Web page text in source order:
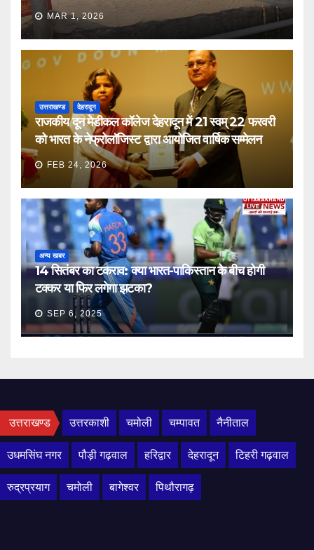
MAR 1, 2026
उत्तराखण्ड देहरादून
राजकीय दून मेडीकल कॉलेज देहरादून में 21 स्वम् 22 फरवरी
को भारत के नेफ्रोलॉजिस्ट द्वारा आयोजित वार्षिक सम्मेलन
FEB 24, 2026
अन्य खबर
14 सितंबर का टकराव: क्या भारत-पाकिस्तान के बीच होगी
टक्कर या फिर लगेगा झटका?
SEP 6, 2025
उत्तराखण्ड उत्तरकाशी चमोली चम्पावत नैनीताल
उधमसिंघ नगर पौड़ी गढ़वाल हरिद्वार देहरादून टिहरी गढ़वाल
रुद्रप्रयाग चमोली बागेश्वर पिथौरागढ़